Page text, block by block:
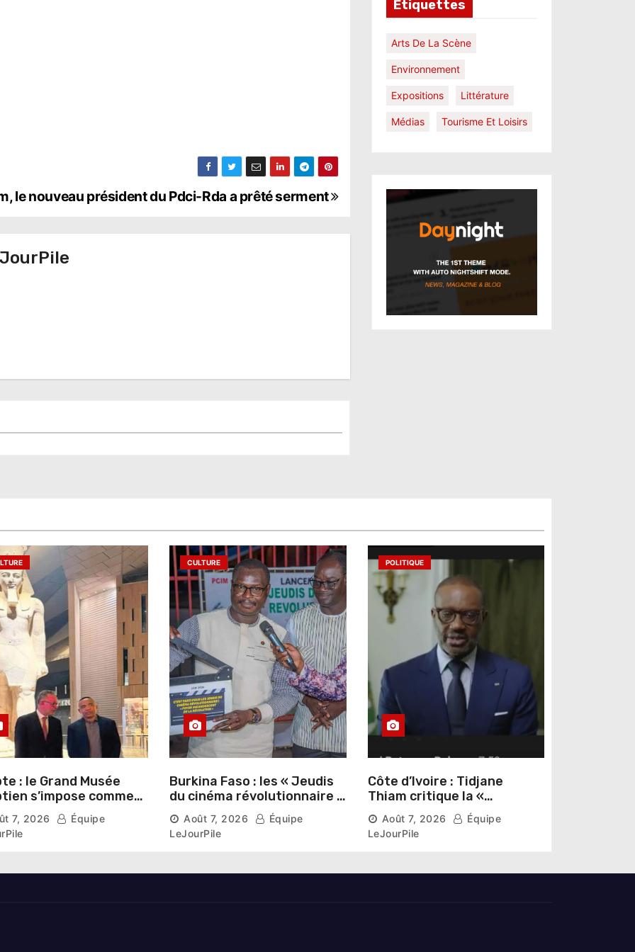
le nouveau président du Pdci-Rda a prêté serment
Étiquettes
Arts De La Scène
Environnement
Expositions Littérature
Médias Tourisme Et Loisirs
: le Grand Musée
s’impose comme
du patrimoine
auprès des
étrangers
7, 2026
Équipe
CULTURE
Burkina Faso : les « Jeudis
du cinéma révolutionnaire »
lancés au Mémorial Thomas
Sankara
Août 7, 2026
Équipe
LeJourPile
POLITIQUE
Côte d’Ivoire : Tidjane
Thiam critique la «
judiciarisation » de la
politique et appelle à
poursuivre l’apaisement
Août 7, 2026
Équipe
LeJourPile